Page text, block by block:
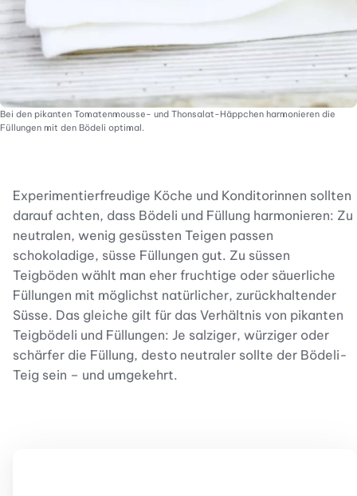
Bei den pikanten Tomatenmousse- und Thonsalat-Häppchen harmonieren die
Füllungen mit den Bödeli optimal.
Experimentierfreudige Köche und Konditorinnen sollten
darauf achten, dass Bödeli und Füllung harmonieren: Zu
neutralen, wenig gesüssten Teigen passen
schokoladige, süsse Füllungen gut. Zu süssen
Teigböden wählt man eher fruchtige oder säuerliche
Füllungen mit möglichst natürlicher, zurückhaltender
Süsse. Das gleiche gilt für das Verhältnis von pikanten
Teigbödeli und Füllungen: Je salziger, würziger oder
schärfer die Füllung, desto neutraler sollte der Bödeli-
Teig sein – und umgekehrt.